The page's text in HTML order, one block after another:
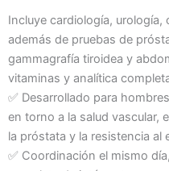
Incluye cardiología,
además de pruebas de
gammagrafía tiroidea y
vitaminas y analítica
✅ Desarrollado para
en torno a la salud vascular,
la próstata y la resistencia al
✅ Coordinación el mismo